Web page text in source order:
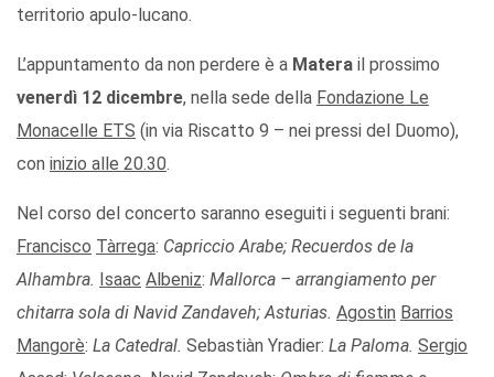
territorio apulo-lucano.
L’appuntamento da non perdere è a Matera il prossimo
venerdì 12 dicembre, nella sede della Fondazione Le
Monacelle ETS (in via Riscatto 9 – nei pressi del Duomo),
con inizio alle 20.30.
Nel corso del concerto saranno eseguiti i seguenti brani:
Francisco Tàrrega: Capriccio Arabe; Recuerdos de la
Alhambra. Isaac Albeniz: Mallorca – arrangiamento per
chitarra sola di Navid Zandaveh; Asturias. Agostin Barrios
Mangorè: La Catedral. Sebastiàn Yradier: La Paloma. Sergio